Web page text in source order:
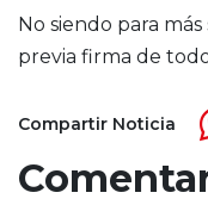
No siendo para
previa firma de
Compartir Noticia